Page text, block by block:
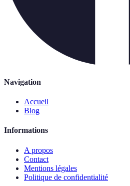
Navigation
Accueil
Blog
Informations
A propos
Contact
Mentions légales
Politique de confidentialité